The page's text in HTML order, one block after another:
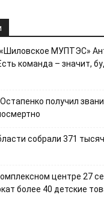
«Шиловское МУПТЭС»
команда – значит,
получил
собрали 371
центре 27
более 40 детские